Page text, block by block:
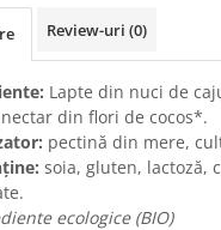
Review-uri (0)
Lapte din nuci de
din flori de cocos*.
pectină din mere,
soia, gluten, lactoză,
ecologice (BIO)